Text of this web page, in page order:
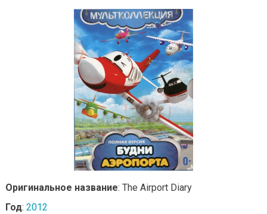
Оригинальное название: The Airport Diary
Год: 2012